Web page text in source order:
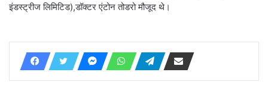
इंडस्ट्रीज लिमिटिड),डॉक्टर एंटोन तोडरो मौजूद थे।